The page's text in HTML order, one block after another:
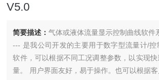
V5.0
简要描述：气体或液体流量显示控制曲线软件
--- 是我公司开发的主要用于数字型流量计/控
软件，可以根据不同工况调整参数，以实现
量。 用户界面友好，易于操作。也可以根据客